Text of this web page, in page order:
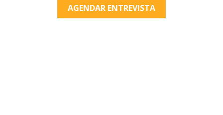
AGENDAR ENTREVISTA